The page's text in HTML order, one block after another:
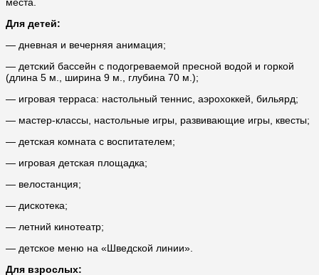
места.
Для детей:
— дневная и вечерняя анимация;
— детский бассейн с подогреваемой пресной водой и горкой
(длина 5 м., ширина 9 м., глубина 70 м.);
— игровая терраса: настольный теннис, аэрохоккей, бильярд;
— мастер-классы, настольные игры, развивающие игры, квесты;
— детская комната с воспитателем;
— игровая детская площадка;
— велостанция;
— дискотека;
— летний кинотеатр;
— детское меню на «Шведской линии».
Для взрослых: